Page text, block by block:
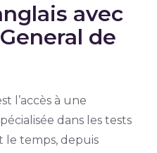
avec
de
l’accès à une
dans les tests
le temps, depuis